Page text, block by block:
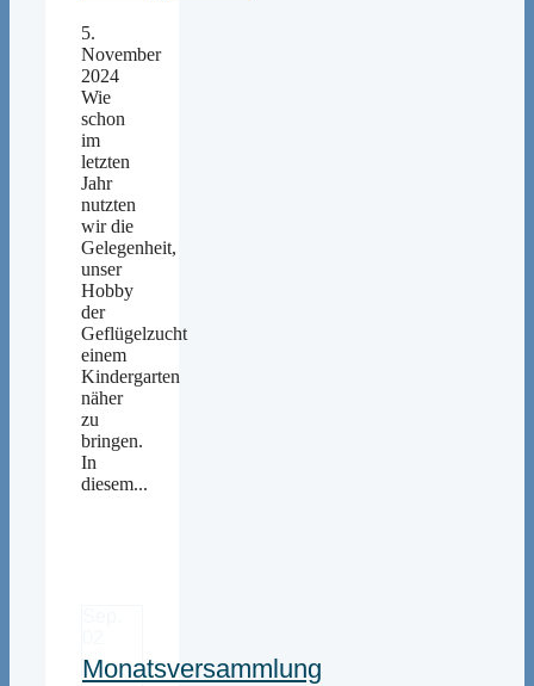
5.
November
2024
Wie
schon
im
letzten
Jahr
nutzten
wir die
Gelegenheit,
unser
Hobby
der
Geflügelzucht
einem
Kindergarten
näher
zu
bringen.
In
diesem...
Monatsversammlung